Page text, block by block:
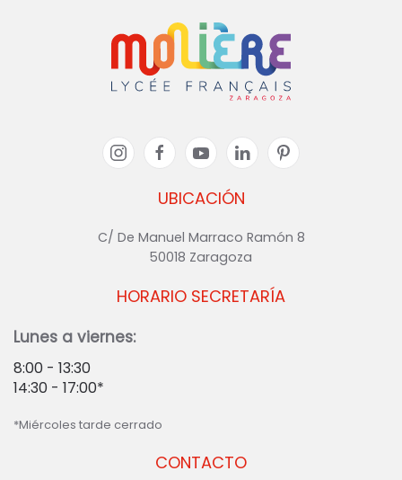
UBICACIÓN
C/ De Manuel Marraco Ramón 8
50018 Zaragoza
CONTACTO
HORARIO SECRETARÍA
Lunes a viernes:
8:00 - 13:30
14:30 - 17:00*
*Miércoles tarde cerrado